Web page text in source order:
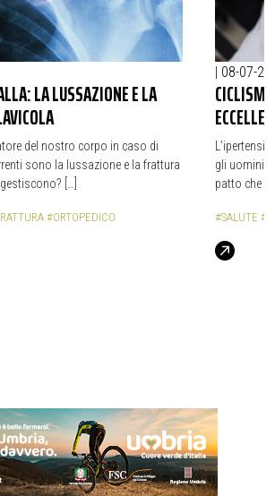
LA LUSSAZIONE E LA
del nostro corpo in caso di
sono la lussazione e la frattura
[…]
#ORTOPEDICO
| 08-07-
gli uomini
patto che
#SALUTE